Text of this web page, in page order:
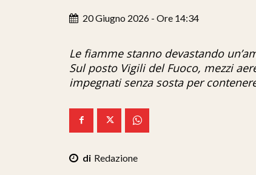
20 Giugno 2026 - Ore 14:34
Le fiamme stanno devastando
Sul posto Vigili del Fuoco, mezzi
impegnati senza sosta per
Redazione